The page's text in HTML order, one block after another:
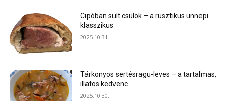
Cipóban sült csülök – a rusztikus ünnepi
klasszikus
2025.10.31.
Tárkonyos sertésragu-leves – a tartalmas,
illatos kedvenc
2025.10.30.